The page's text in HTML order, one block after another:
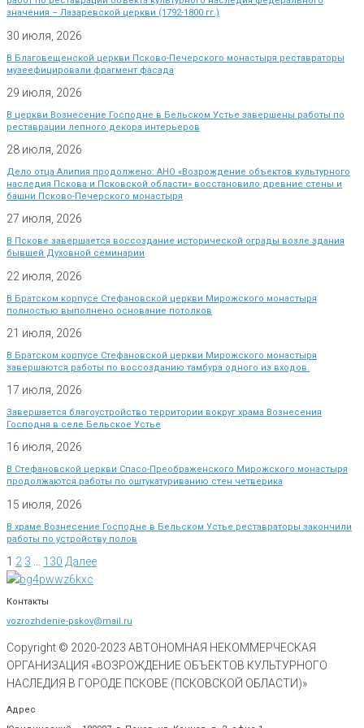
значения – Лазаревской церкви (1792-1800 гг.)
30 июля, 2026
В Благовещенской церкви Псково-Печерского монастыря реставраторы
музеефицировали фрагмент фасада
29 июля, 2026
В церкви Вознесение Господне в Бельском Устье завершены работы по
реставрации лепного декора интерьеров
28 июля, 2026
Дело отца Алипия продолжено: АНО «Возрождение объектов культурного
наследия Пскова и Псковской области» восстановило древние стены и
башни Псково-Печерского монастыря
27 июля, 2026
В Пскове завершается воссоздание исторической ограды возле здания
бывшей Духовной семинарии
22 июля, 2026
В Братском корпусе Стефановской церкви Мирожского монастыря
полностью выполнено основание потолков
21 июля, 2026
В Братском корпусе Стефановской церкви Мирожского монастыря
завершаются работы по воссозданию тамбура одного из входов.
17 июля, 2026
Завершается благоустройство территории вокруг храма Вознесения
Господня в селе Бельское Устье
16 июля, 2026
В Стефановской церкви Спасо-Преображенского Мирожского монастыря
продолжаются работы по оштукатуриванию стен четверика
15 июля, 2026
В храме Вознесение Господне в Бельском Устье реставраторы закончили
работы по устройству полов
1 2 3 130 Далее
Контакты
vozrozhdenie-pskov@mail.ru
Copyright © 2020-2023 АВТОНОМНАЯ НЕКОММЕРЧЕСКАЯ
ОРГАНИЗАЦИЯ «ВОЗРОЖДЕНИЕ ОБЪЕКТОВ КУЛЬТУРНОГО
НАСЛЕДИЯ В ГОРОДЕ ПСКОВЕ (ПСКОВСКОЙ ОБЛАСТИ)»
Адрес